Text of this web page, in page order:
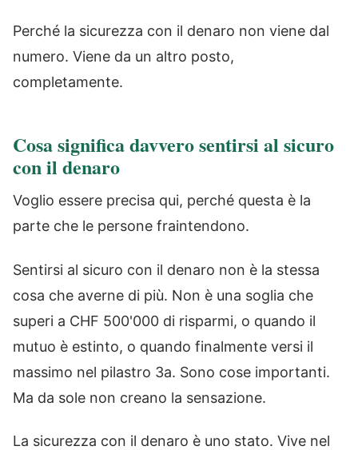
Perché la sicurezza con il denaro non viene dal
numero. Viene da un altro posto,
completamente.
Cosa significa davvero sentirsi al sicuro
con il denaro
Voglio essere precisa qui, perché questa è la
parte che le persone fraintendono.
Sentirsi al sicuro con il denaro non è la stessa
cosa che averne di più. Non è una soglia che
superi a CHF 500'000 di risparmi, o quando il
mutuo è estinto, o quando finalmente versi il
massimo nel pilastro 3a. Sono cose importanti.
Ma da sole non creano la sensazione.
La sicurezza con il denaro è uno stato. Vive nel